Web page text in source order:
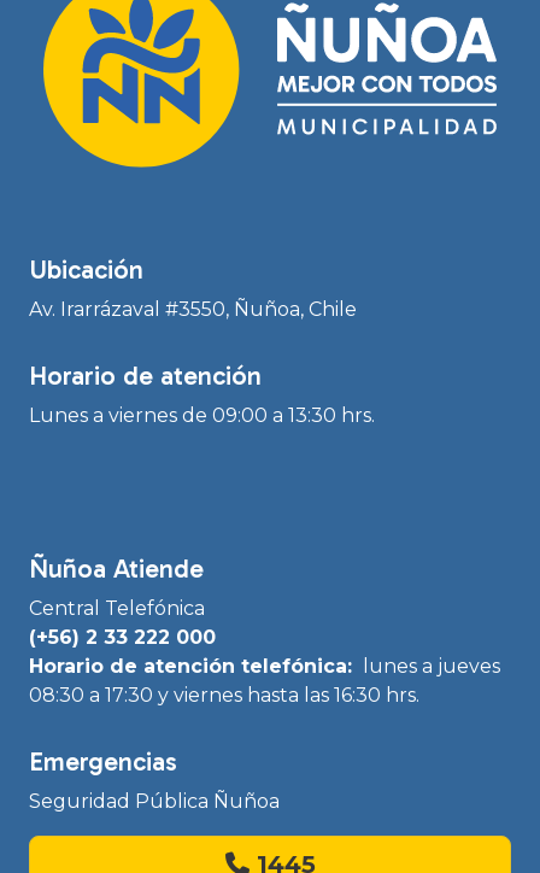
Ubicación
Av. Irarrázaval #3550, Ñuñoa, Chile
Horario de atención
Lunes a viernes de 09:00 a 13:30 hrs.
Ñuñoa Atiende
Central Telefónica
(+56) 2 33 222 000
Horario de atención telefónica:
lunes a jueves
08:30 a 17:30 y viernes hasta las 16:30 hrs.
Emergencias
Seguridad Pública Ñuñoa
1445